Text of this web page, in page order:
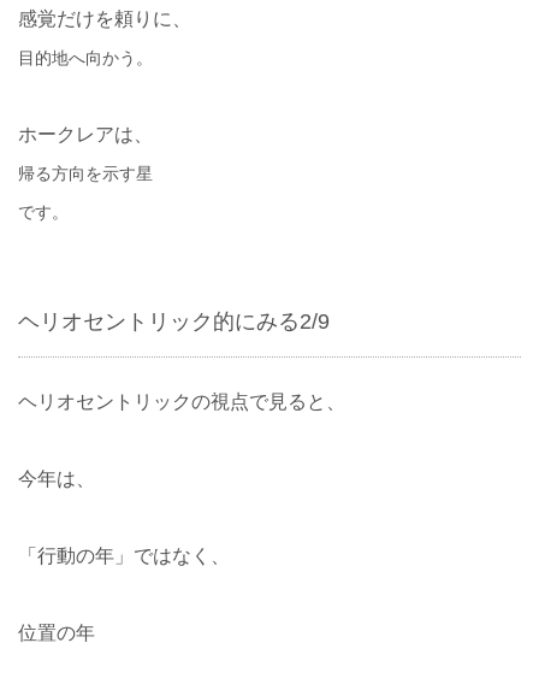
感覚だけを頼りに、
目的地へ向かう。
ホークレアは、
帰る方向を示す星
です。
ヘリオセントリック的にみる2/9
ヘリオセントリックの視点で見ると、
今年は、
「行動の年」ではなく、
位置の年